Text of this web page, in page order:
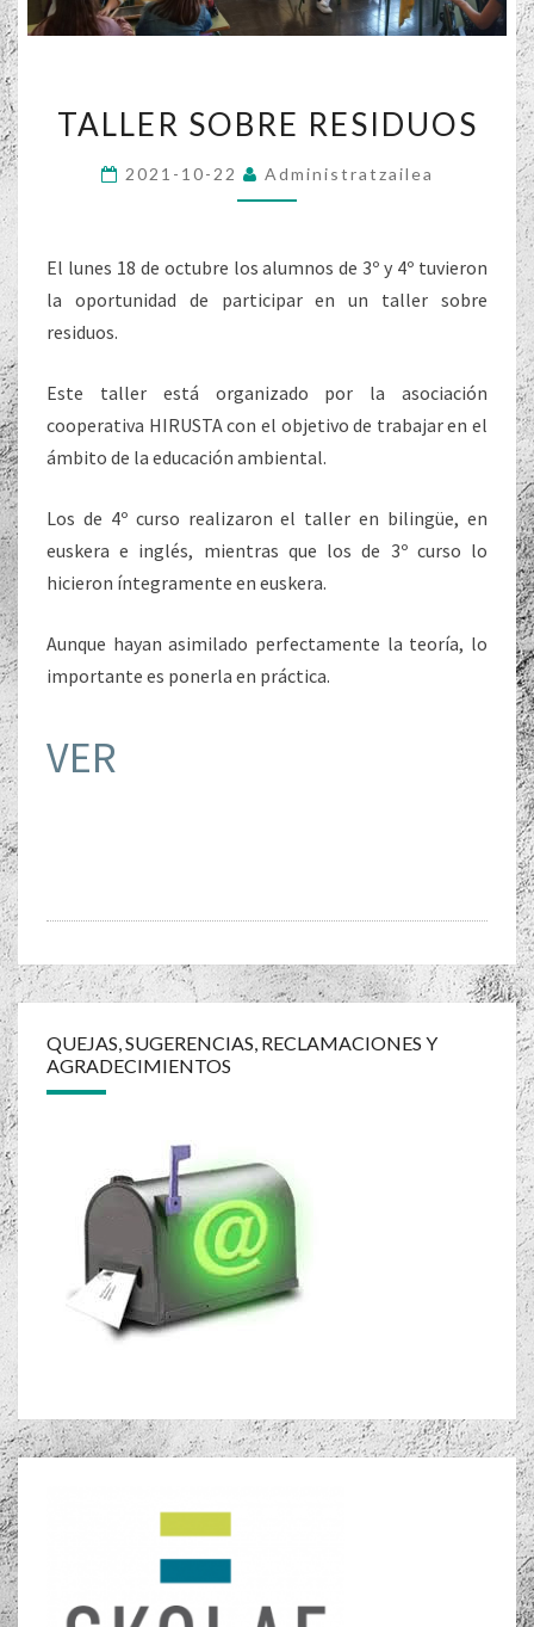
SOBRE
TALLER SOBRE RESIDUOS
2021-10-22 Administratzailea
El lunes 18 de octubre los alumnos de 3º y 4º tuvieron
la oportunidad de participar en un taller sobre
residuos.
Este taller está organizado por la asociación
cooperativa HIRUSTA con el objetivo de trabajar en el
ámbito de la educación ambiental.
Los de 4º curso realizaron el taller en bilingüe, en
euskera e inglés, mientras que los de 3º curso lo
hicieron íntegramente en euskera.
Aunque hayan asimilado perfectamente la teoría, lo
importante es ponerla en práctica.
VER
Navegación
de
entradas
QUEJAS, SUGERENCIAS, RECLAMACIONES Y
AGRADECIMIENTOS